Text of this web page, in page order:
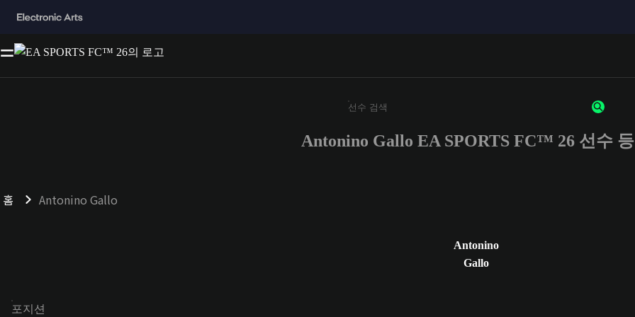
최소 3자 이상의 문자 또는 숫자를 입력하세요
Antonino Gallo EA SPORTS FC™ 26 선수
홈 Antonino Gallo
Antonino
Gallo
포지션